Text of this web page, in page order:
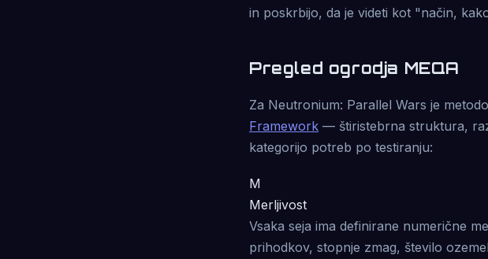
in poskrbijo, da je videti kot "način,
Pregled ogrodja MEQA
Za Neutronium: Parallel Wars je
Framework — štiristebrna struktura,
kategorijo potreb po testiranju:
M
Merljivost
Vsaka seja ima definirane numerične
prihodkov, stopnje zmag, število